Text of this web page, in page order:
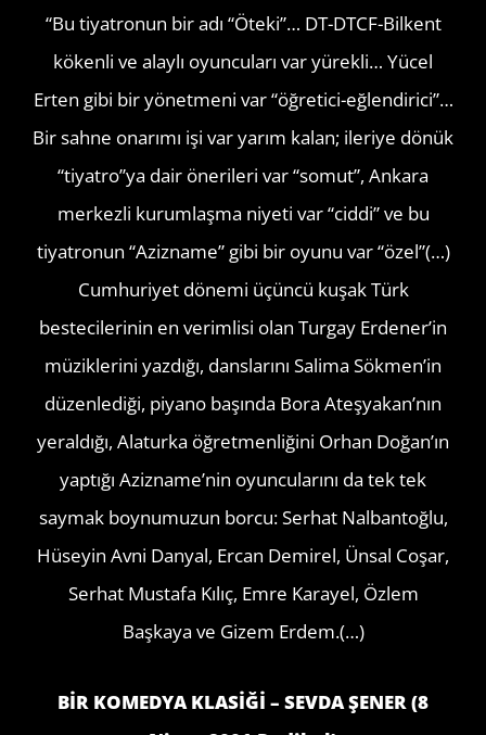
“Bu tiyatronun bir adı “Öteki”… DT-DTCF-Bilkent
kökenli ve alaylı oyuncuları var yürekli… Yücel
Erten gibi bir yönetmeni var “öğretici-eğlendirici”…
Bir sahne onarımı işi var yarım kalan; ileriye dönük
“tiyatro”ya dair önerileri var “somut”, Ankara
merkezli kurumlaşma niyeti var “ciddi” ve bu
tiyatronun “Azizname” gibi bir oyunu var “özel”(…)
Cumhuriyet dönemi üçüncü kuşak Türk
bestecilerinin en verimlisi olan Turgay Erdener’in
müziklerini yazdığı, danslarını Salima Sökmen’in
düzenlediği, piyano başında Bora Ateşyakan’nın
yeraldığı, Alaturka öğretmenliğini Orhan Doğan’ın
yaptığı Azizname’nin oyuncularını da tek tek
saymak boynumuzun borcu: Serhat Nalbantoğlu,
Hüseyin Avni Danyal, Ercan Demirel, Ünsal Coşar,
Serhat Mustafa Kılıç, Emre Karayel, Özlem
Başkaya ve Gizem Erdem.(…)
BİR KOMEDYA KLASİĞİ – SEVDA ŞENER (8